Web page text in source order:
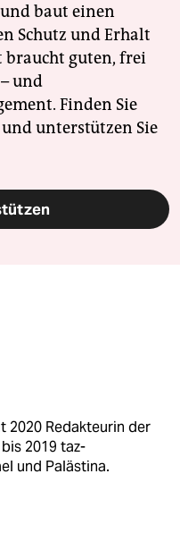
baut einen
Schutz und Erhalt
braucht guten, frei
und
Finden Sie
unterstützen Sie
2020 Redakteurin der
2019 taz-
und Palästina.